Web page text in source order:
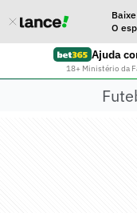
O
Ajuda
18+ Ministério da